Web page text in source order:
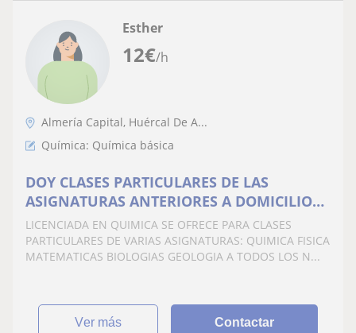
12€/h
Esther
Almería Capital, Huércal De A...
Química: Química básica
DOY CLASES PARTICULARES DE LAS
ASIGNATURAS ANTERIORES A DOMICILIO
EN ALMERIA Y ALREDEDORES
LICENCIADA EN QUIMICA SE OFRECE PARA CLASES
PARTICULARES DE VARIAS ASIGNATURAS: QUIMICA FISICA
MATEMATICAS BIOLOGIAS GEOLOGIA A TODOS LOS N...
ver más Contactar